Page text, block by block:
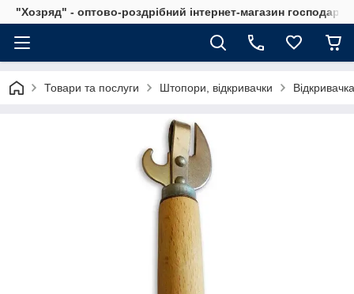
"Хозряд" - оптово-роздрібний інтернет-магазин
Товари та послуги Штопори, відкривачки